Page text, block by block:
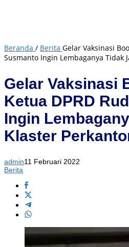
Beranda / Berita Gelar Vaksinasi
Susmanto Ingin Lembaganya Tidak
Gelar Vaksinasi
Ketua DPRD
Ingin
Klaster
admin11 Februari 2022
Berita